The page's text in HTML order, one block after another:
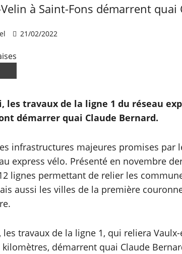
à Saint-Fons démarrent quai
21/02/2022
les travaux de la ligne 1 du réseau
démarrer quai Claude Bernard.
infrastructures majeures promises
express vélo. Présenté en novembre
lignes permettant de relier les
aussi les villes de la première
les travaux de la ligne 1, qui reliera
démarrent quai Claude